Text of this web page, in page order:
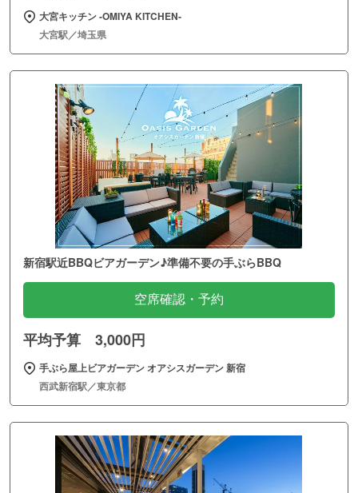
大宮キッチン ‐OMIYA KITCHEN‐
大宮駅／埼玉県
新宿駅近BBQビアガーデン♪準備不要の手ぶらBBQ
空席確認・予約
平均予算 3,000円
手ぶら屋上ビアガーデン オアシスガーデン 新宿
西武新宿駅／東京都